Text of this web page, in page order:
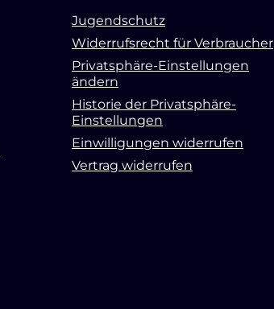
Jugendschutz
Widerrufsrecht für Verbraucher
Privatsphäre-Einstellungen
ändern
Historie der Privatsphäre-
Einstellungen
Einwilligungen widerrufen
Vertrag widerrufen